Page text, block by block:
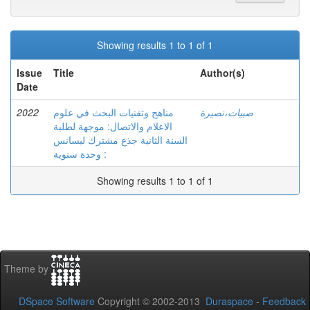
Showing results 1 to 1 of 1
Issue
Date
Title Author(s)
2022
مناهج وتقنيات البحث في علوم
الاعلام والاتصال: موجهة لطلبة
السنة الثانية جذع مشترك ليسانس
: وحدة سنوية
صبيات،نصيرة
Showing results 1 to 1 of 1
Theme by
DSpace Software Copyright © 2002-2013 Duraspace - Feedback